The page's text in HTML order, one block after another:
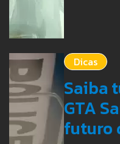
Dicas
Saiba
GTA
futuro